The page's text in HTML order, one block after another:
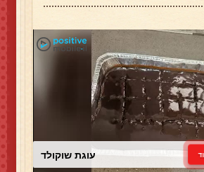
עוגת שוקולד